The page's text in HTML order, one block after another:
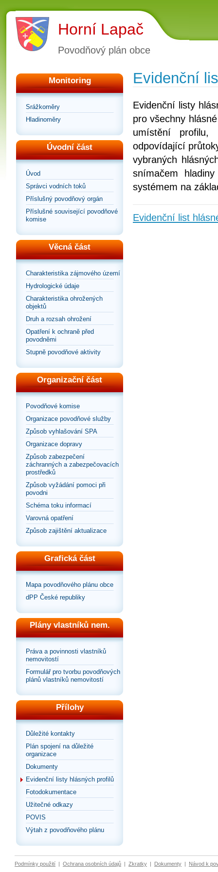
Horní Lapač
Povodňový plán obce
Monitoring
Srážkoměry
Hladinoměry
Úvodní část
Úvod
Správci vodních toků
Příslušný povodňový orgán
Příslušné související povodňové
komise
Věcná část
Charakteristika zájmového území
Hydrologické údaje
Charakteristika ohrožených
objektů
Druh a rozsah ohrožení
Opatření k ochraně před
povodněmi
Stupně povodňové aktivity
Organizační část
Povodňové komise
Organizace povodňové služby
Způsob vyhlašování SPA
Organizace dopravy
Způsob zabezpečení
záchranných a zabezpečovacích
prostředků
Způsob vyžádání pomoci při
povodni
Schéma toku informací
Varovná opatření
Způsob zajištění aktualizace
Grafická část
Mapa povodňového plánu obce
dPP České republiky
Plány vlastníků nem.
Práva a povinnosti vlastníků
nemovitostí
Formulář pro tvorbu povodňových
plánů vlastníků nemovitostí
Přílohy
Důležité kontakty
Plán spojení na důležité
organizace
Dokumenty
Evidenční listy hlásných profilů
Fotodokumentace
Užitečné odkazy
POVIS
Výtah z povodňového plánu
Evidenční
Evidenční listy
pro všechny
umístění
odpovídající
vybraných
snímačem
systémem na
Evidenční list
Podmínky použití | Ochrana osobních údajů | Zkratky | Dokumenty | Návod k